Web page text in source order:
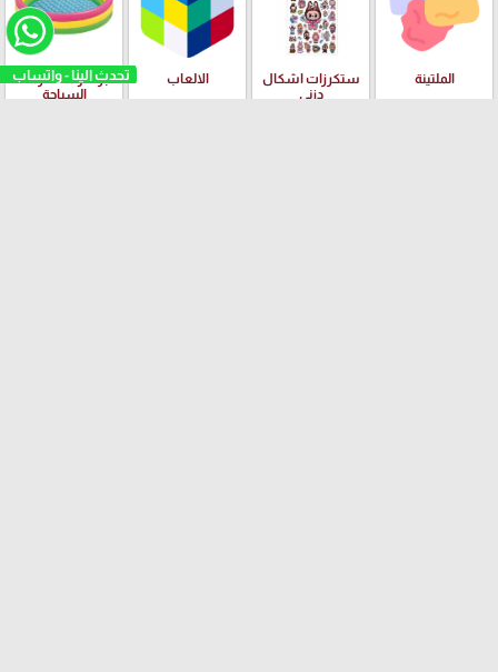
تحدث الينا - واتساب الملتينة
ستكرزات اشكال
دزني
الالعاب
البرك ومستلزمات
السباحة